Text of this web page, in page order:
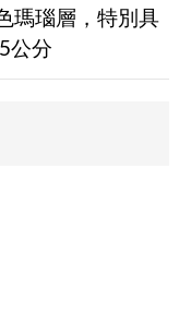
瑪瑙層，特別具
公分